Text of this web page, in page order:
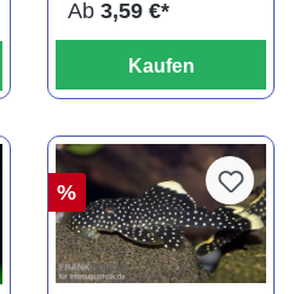
Ab 3,59 €*
Kaufen
%